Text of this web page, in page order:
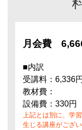
月会費
■内訳
受講料：6,336
教材費：
設備費：330円
上記とは別に、学
生じる講座がござい